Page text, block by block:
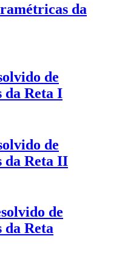
da
de
da Reta I
de
da Reta II
de
da Reta